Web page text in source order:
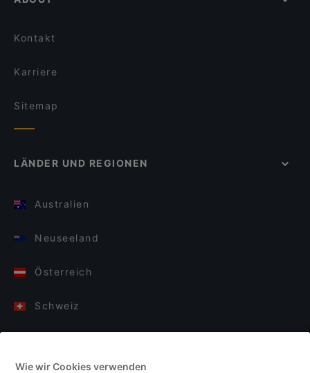
Kontakt
Karriere
Sitemap
LÄNDER UND REGIONEN
Australien
Neuseeland
Österreich
Schweiz
Wie wir Cookies verwenden